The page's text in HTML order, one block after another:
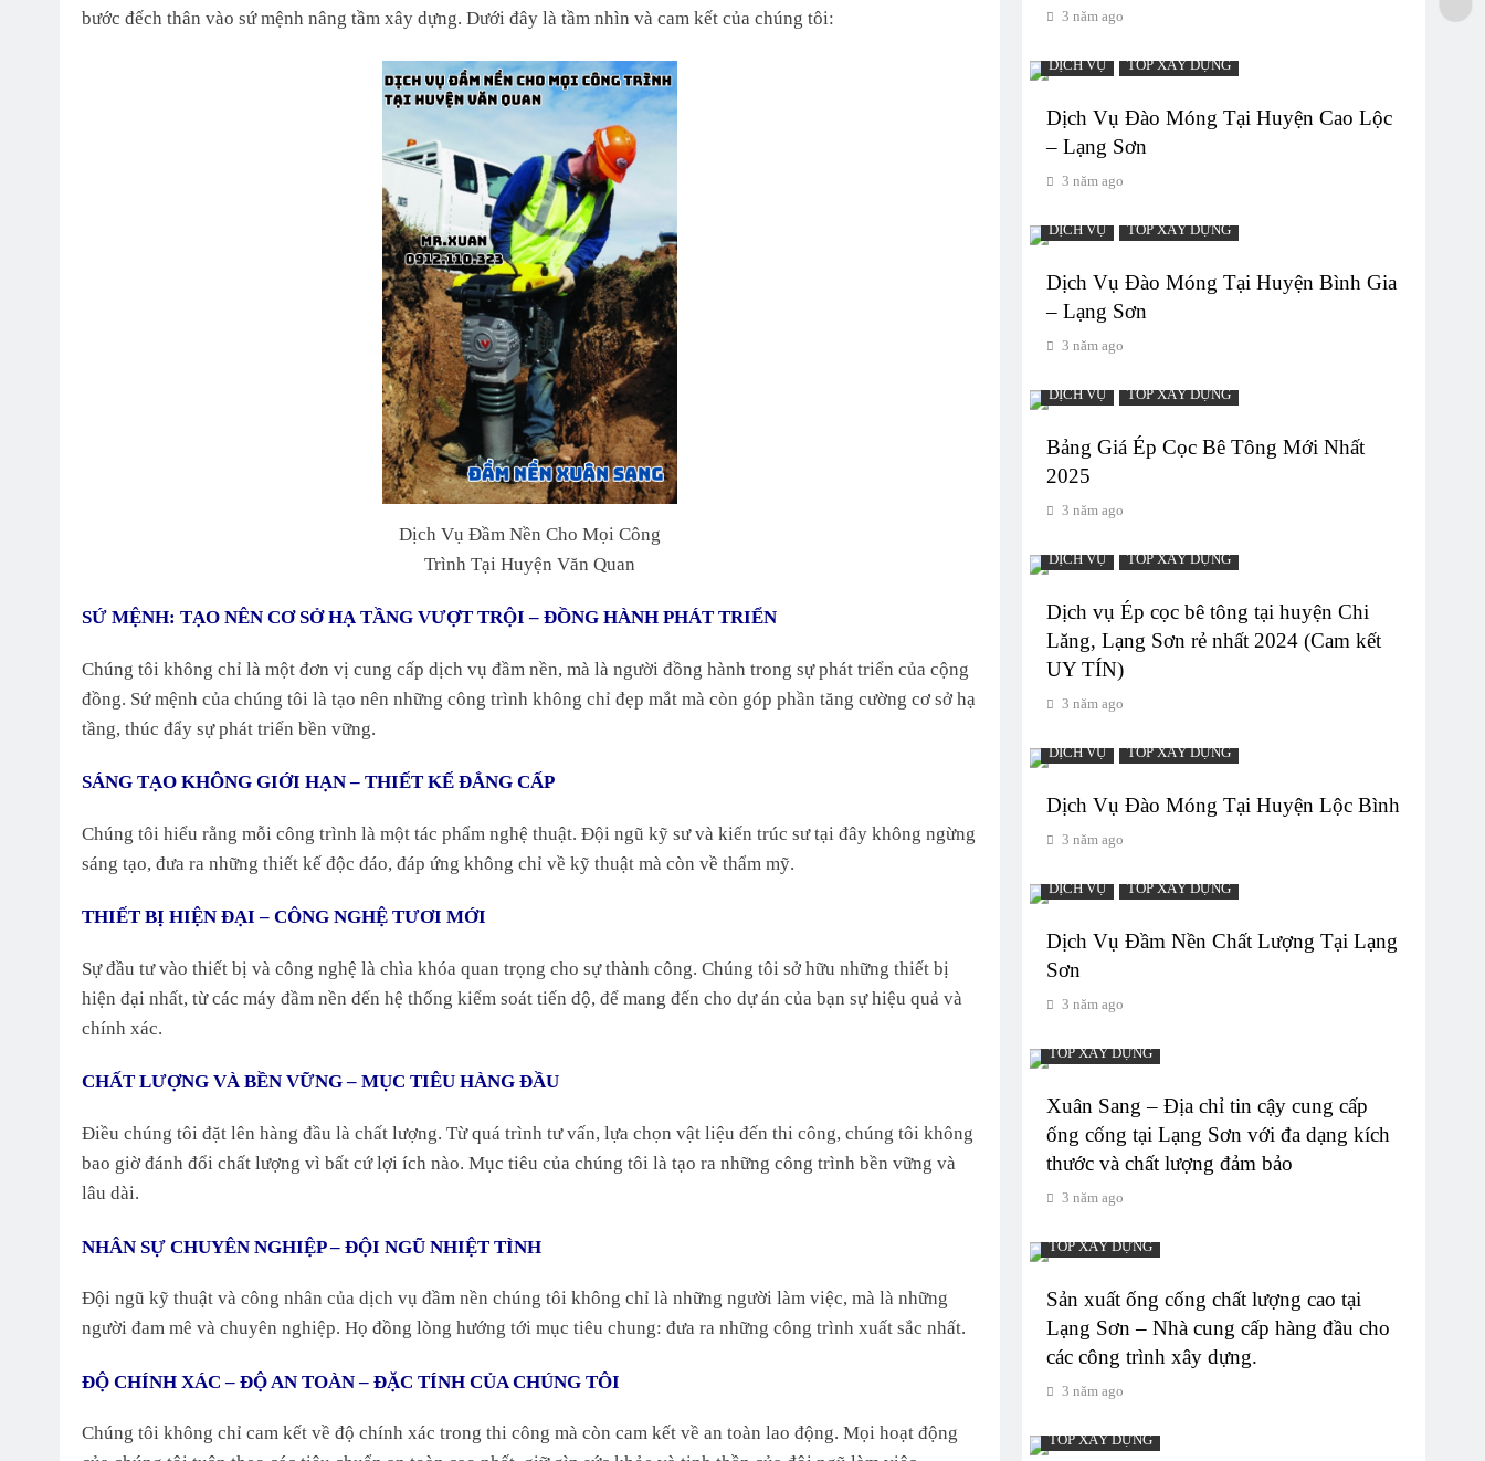
bước đếch thân vào sứ mệnh nâng tầm xây dựng. Dưới đây là tầm nhìn và cam kết của chúng tôi:
Dịch Vụ Đầm Nền Cho Mọi Công
Trình Tại Huyện Văn Quan
SỨ MỆNH: TẠO NÊN CƠ SỞ HẠ TẦNG VƯỢT TRỘI – ĐỒNG HÀNH PHÁT TRIỂN
Chúng tôi không chỉ là một đơn vị cung cấp dịch vụ đầm nền, mà là người đồng hành trong sự phát triển của cộng
đồng. Sứ mệnh của chúng tôi là tạo nên những công trình không chỉ đẹp mắt mà còn góp phần tăng cường cơ sở hạ
tầng, thúc đẩy sự phát triển bền vững.
SÁNG TẠO KHÔNG GIỚI HẠN – THIẾT KẾ ĐẲNG CẤP
Chúng tôi hiểu rằng mỗi công trình là một tác phẩm nghệ thuật. Đội ngũ kỹ sư và kiến trúc sư tại đây không ngừng
sáng tạo, đưa ra những thiết kế độc đáo, đáp ứng không chỉ về kỹ thuật mà còn về thẩm mỹ.
THIẾT BỊ HIỆN ĐẠI – CÔNG NGHỆ TƯƠI MỚI
Sự đầu tư vào thiết bị và công nghệ là chìa khóa quan trọng cho sự thành công. Chúng tôi sở hữu những thiết bị
hiện đại nhất, từ các máy đầm nền đến hệ thống kiểm soát tiến độ, để mang đến cho dự án của bạn sự hiệu quả và
chính xác.
CHẤT LƯỢNG VÀ BỀN VỮNG – MỤC TIÊU HÀNG ĐẦU
Điều chúng tôi đặt lên hàng đầu là chất lượng. Từ quá trình tư vấn, lựa chọn vật liệu đến thi công, chúng tôi không
bao giờ đánh đổi chất lượng vì bất cứ lợi ích nào. Mục tiêu của chúng tôi là tạo ra những công trình bền vững và
lâu dài.
NHÂN SỰ CHUYÊN NGHIỆP – ĐỘI NGŨ NHIỆT TÌNH
Đội ngũ kỹ thuật và công nhân của dịch vụ đầm nền chúng tôi không chỉ là những người làm việc, mà là những
người đam mê và chuyên nghiệp. Họ đồng lòng hướng tới mục tiêu chung: đưa ra những công trình xuất sắc nhất.
ĐỘ CHÍNH XÁC – ĐỘ AN TOÀN – ĐẶC TÍNH CỦA CHÚNG TÔI
Chúng tôi không chỉ cam kết về độ chính xác trong thi công mà còn cam kết về an toàn lao động. Mọi hoạt động
3 năm ago
DỊCH VỤ TOP XÂY DỰNG
Dịch Vụ Đào Móng Tại Huyện Cao Lộc
– Lạng Sơn
3 năm ago
DỊCH VỤ TOP XÂY DỰNG
Dịch Vụ Đào Móng Tại Huyện Bình Gia
– Lạng Sơn
3 năm ago
DỊCH VỤ TOP XÂY DỰNG
Bảng Giá Ép Cọc Bê Tông Mới Nhất
2025
3 năm ago
DỊCH VỤ TOP XÂY DỰNG
Dịch vụ Ép cọc bê tông tại huyện Chi
Lăng, Lạng Sơn rẻ nhất 2024 (Cam kết
UY TÍN)
3 năm ago
DỊCH VỤ TOP XÂY DỰNG
Dịch Vụ Đào Móng Tại Huyện Lộc Bình
3 năm ago
DỊCH VỤ TOP XÂY DỰNG
Dịch Vụ Đầm Nền Chất Lượng Tại Lạng
Sơn
3 năm ago
TOP XÂY DỰNG
Xuân Sang – Địa chỉ tin cậy cung cấp
ống cống tại Lạng Sơn với đa dạng kích
thước và chất lượng đảm bảo
3 năm ago
TOP XÂY DỰNG
Sản xuất ống cống chất lượng cao tại
Lạng Sơn – Nhà cung cấp hàng đầu cho
các công trình xây dựng.
3 năm ago
TOP XÂY DỰNG